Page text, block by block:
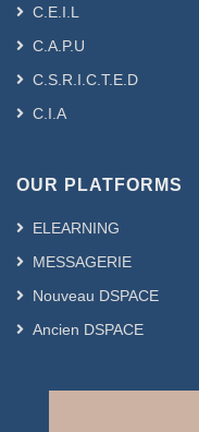
C.E.I.L
C.A.P.U
C.S.R.I.C.T.E.D
C.I.A
OUR PLATFORMS
ELEARNING
MESSAGERIE
Nouveau DSPACE
Ancien DSPACE